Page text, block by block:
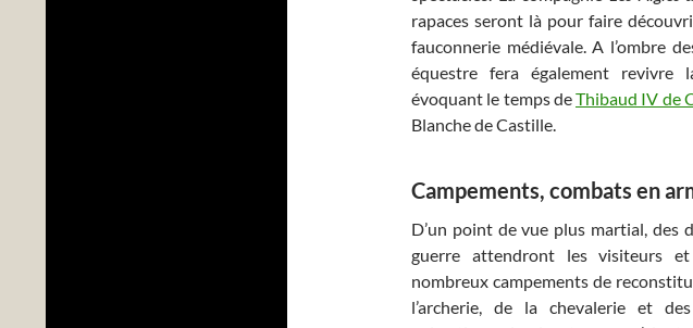
rapaces seront là pour faire
fauconnerie médiévale. A l’ombre
équestre fera également revivre
évoquant le temps deThibaud IV de
Blanche de Castille.
Campements, combats en
D’un point de vue plus martial, des
guerre attendront les visiteurs
nombreux campements de
l’archerie, de la chevalerie et